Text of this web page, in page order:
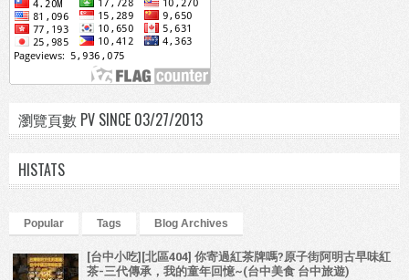
瀏覽頁數 PV SINCE 03/27/2013
HISTATS
Popular Tags Blog Archives
[台中小吃][北區404] 你寄過紅茶牌嗎?原子街阿明古早味紅
茶-三代傳承，我的童年回憶~(台中美食 台中旅遊)